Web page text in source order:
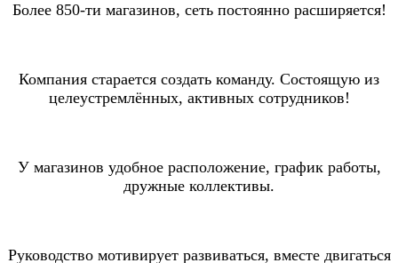
Более 850-ти магазинов, сеть постоянно расширяется!
Компания старается создать команду. Состоящую из
целеустремлённых, активных сотрудников!
У магазинов удобное расположение, график работы,
дружные коллективы.
Руководство мотивирует развиваться, вместе двигаться